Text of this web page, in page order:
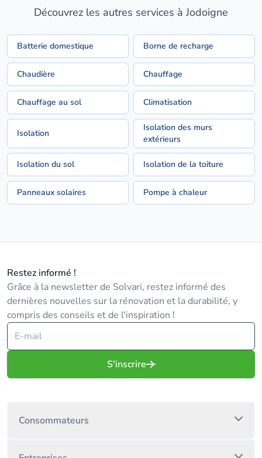
Découvrez les autres services à Jodoigne
Batterie domestique Borne de recharge
Chaudière Chauffage
Chauffage au sol Climatisation
Isolation
Isolation des murs
extérieurs
Isolation du sol Isolation de la toiture
Panneaux solaires Pompe à chaleur
Restez informé !
Grâce à la newsletter de Solvari, restez informé des
dernières nouvelles sur la rénovation et la durabilité, y
compris des conseils et de l'inspiration !
S'inscrire
Consommateurs